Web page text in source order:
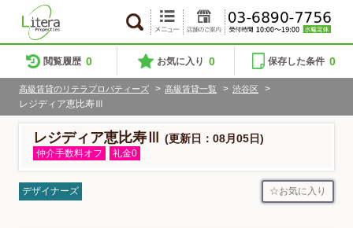
閲覧履歴 0 お気に入り 0 保存した条件 0
高級賃貸のリテラプロパティーズ > 高級賃貸一覧 > 渋谷区
>
レジディア恵比寿Ⅲ
レジディア恵比寿Ⅲ (更新日：08月05日)
仲介手数料オフ 礼金0
デザイナーズ お気に入り